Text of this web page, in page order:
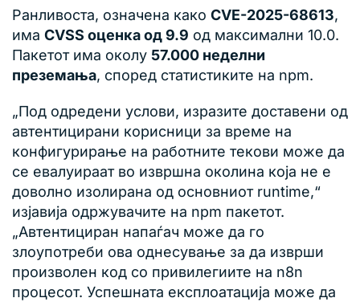
Ранливоста, означена како CVE-2025-68613,
има CVSS оценка од 9.9 од максимални 10.0.
Пакетот има околу 57.000 неделни
преземања, според статистиките на npm.
„Под одредени услови, изразите доставени од
автентицирани корисници за време на
конфигурирање на работните текови може да
се евалуираат во извршна околина која не е
доволно изолирана од основниот runtime,“
изјавија одржувачите на npm пакетот.
„Автентициран напаѓач може да го
злоупотреби ова однесување за да изврши
произволен код со привилегиите на n8n
процесот. Успешната експлоатација може да